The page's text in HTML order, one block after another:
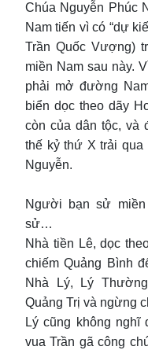
Chúa Nguyễn Phúc
Nam tiến vì có “dự
Trần Quốc Vượng)
miền Nam sau này.
phải mở đường
biển dọc theo dãy
còn của dân tộc, và
thế kỷ thứ X trải qua
Nguyễn.
Người bạn sử
sử…
Nhà tiền Lê, dọc
chiếm Quảng Bình
Nhà Lý, Lý
Quảng Trị và ngừng
Lý cũng không
vua Trần gã công